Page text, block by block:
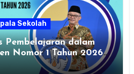
Sekolah
Pembelajaran dalam
Nomor 1 Tahun 2026:
Guru